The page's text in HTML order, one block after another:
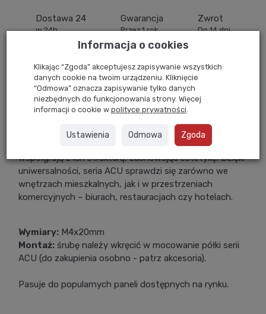
Dostawa 24
w 24h
Gwarancja
Przez 1 rok
Zwrot
Do 14 dni
Śruba mocująca uchwyt meblowy do lameli
ściennych serii ACU
Seria ACUłączy nowoczesny design z praktyczną
myślą o mocowaniu akcesoriów na lamelach bez
konieczności wiercenia, dzięki czemu harmonijnie
współgrają z ich strukturą, zachowując estetykę. Dzięki
uniwersalności, seria ACU sprawdzi się zarówno we
wnętrzach mieszkalnych, jak i w przestrzeniach
komercyjnych – biurach, restauracjach czy hotelach.
Wymiary: M4x20mm
Montaż: śrubę należy wkręcić w mocowanie półki serii
ACU (do zakupienia osobno - patrz akcesoria).
Pasuje do popularnych paneli dostępnych na rynku.
Informacja o cookies
Klikając “Zgoda” akceptujesz zapisywanie wszystkich
danych cookie na twoim urządzeniu. Kliknięcie
“Odmowa” oznacza zapisywanie tylko danych
niezbędnych do funkcjonowania strony. Więcej
informacji o cookie w polityce prywatności.
Ustawienia Odmowa Zgoda